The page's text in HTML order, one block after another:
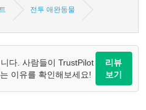
전투 애완동물
다. 사람들이 TrustPilot
이유를 확인해보세요!
리뷰
보기